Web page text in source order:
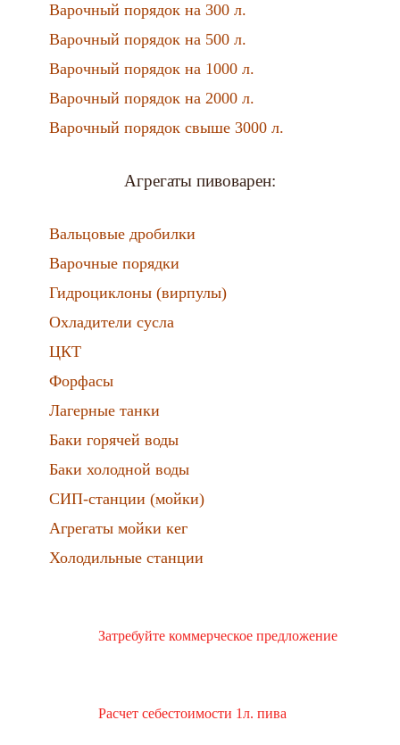
Варочный порядок на 300 л.
Варочный порядок на 500 л.
Варочный порядок на 1000 л.
Варочный порядок на 2000 л.
Варочный порядок свыше 3000 л.
Агрегаты пивоварен:
Вальцовые дробилки
Варочные порядки
Гидроциклоны (вирпулы)
Охладители сусла
ЦКТ
Форфасы
Лагерные танки
Баки горячей воды
Баки холодной воды
СИП-станции (мойки)
Агрегаты мойки кег
Холодильные станции
Затребуйте коммерческое предложение
Расчет себестоимости 1л. пива